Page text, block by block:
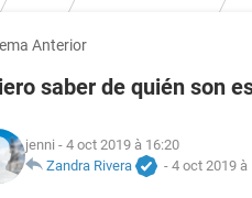
Anterior
saber de quién son
jenni - 4 oct 2019 à 16:20
Zandra Rivera
- 4 oct 2019 à